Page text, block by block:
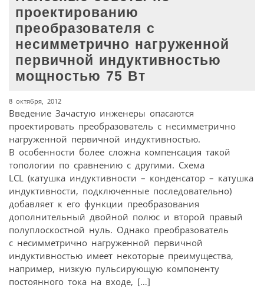
проектированию
преобразователя с
несимметрично нагруженной
первичной индуктивностью
мощностью 75 Вт
8 октября, 2012
Введение Зачастую инженеры опасаются
проектировать преобразователь с несимметрично
нагруженной первичной индуктивностью.
В особенности более сложна компенсация такой
топологии по сравнению с другими. Схема
LCL (катушка индуктивности – конденсатор – катушка
индуктивности, подключенные последовательно)
добавляет к его функции преобразования
дополнительный двойной полюс и второй правый
полуплоскостной нуль. Однако преобразователь
с несимметрично нагруженной первичной
индуктивностью имеет некоторые преимущества,
например, низкую пульсирующую компоненту
постоянного тока на входе, […]